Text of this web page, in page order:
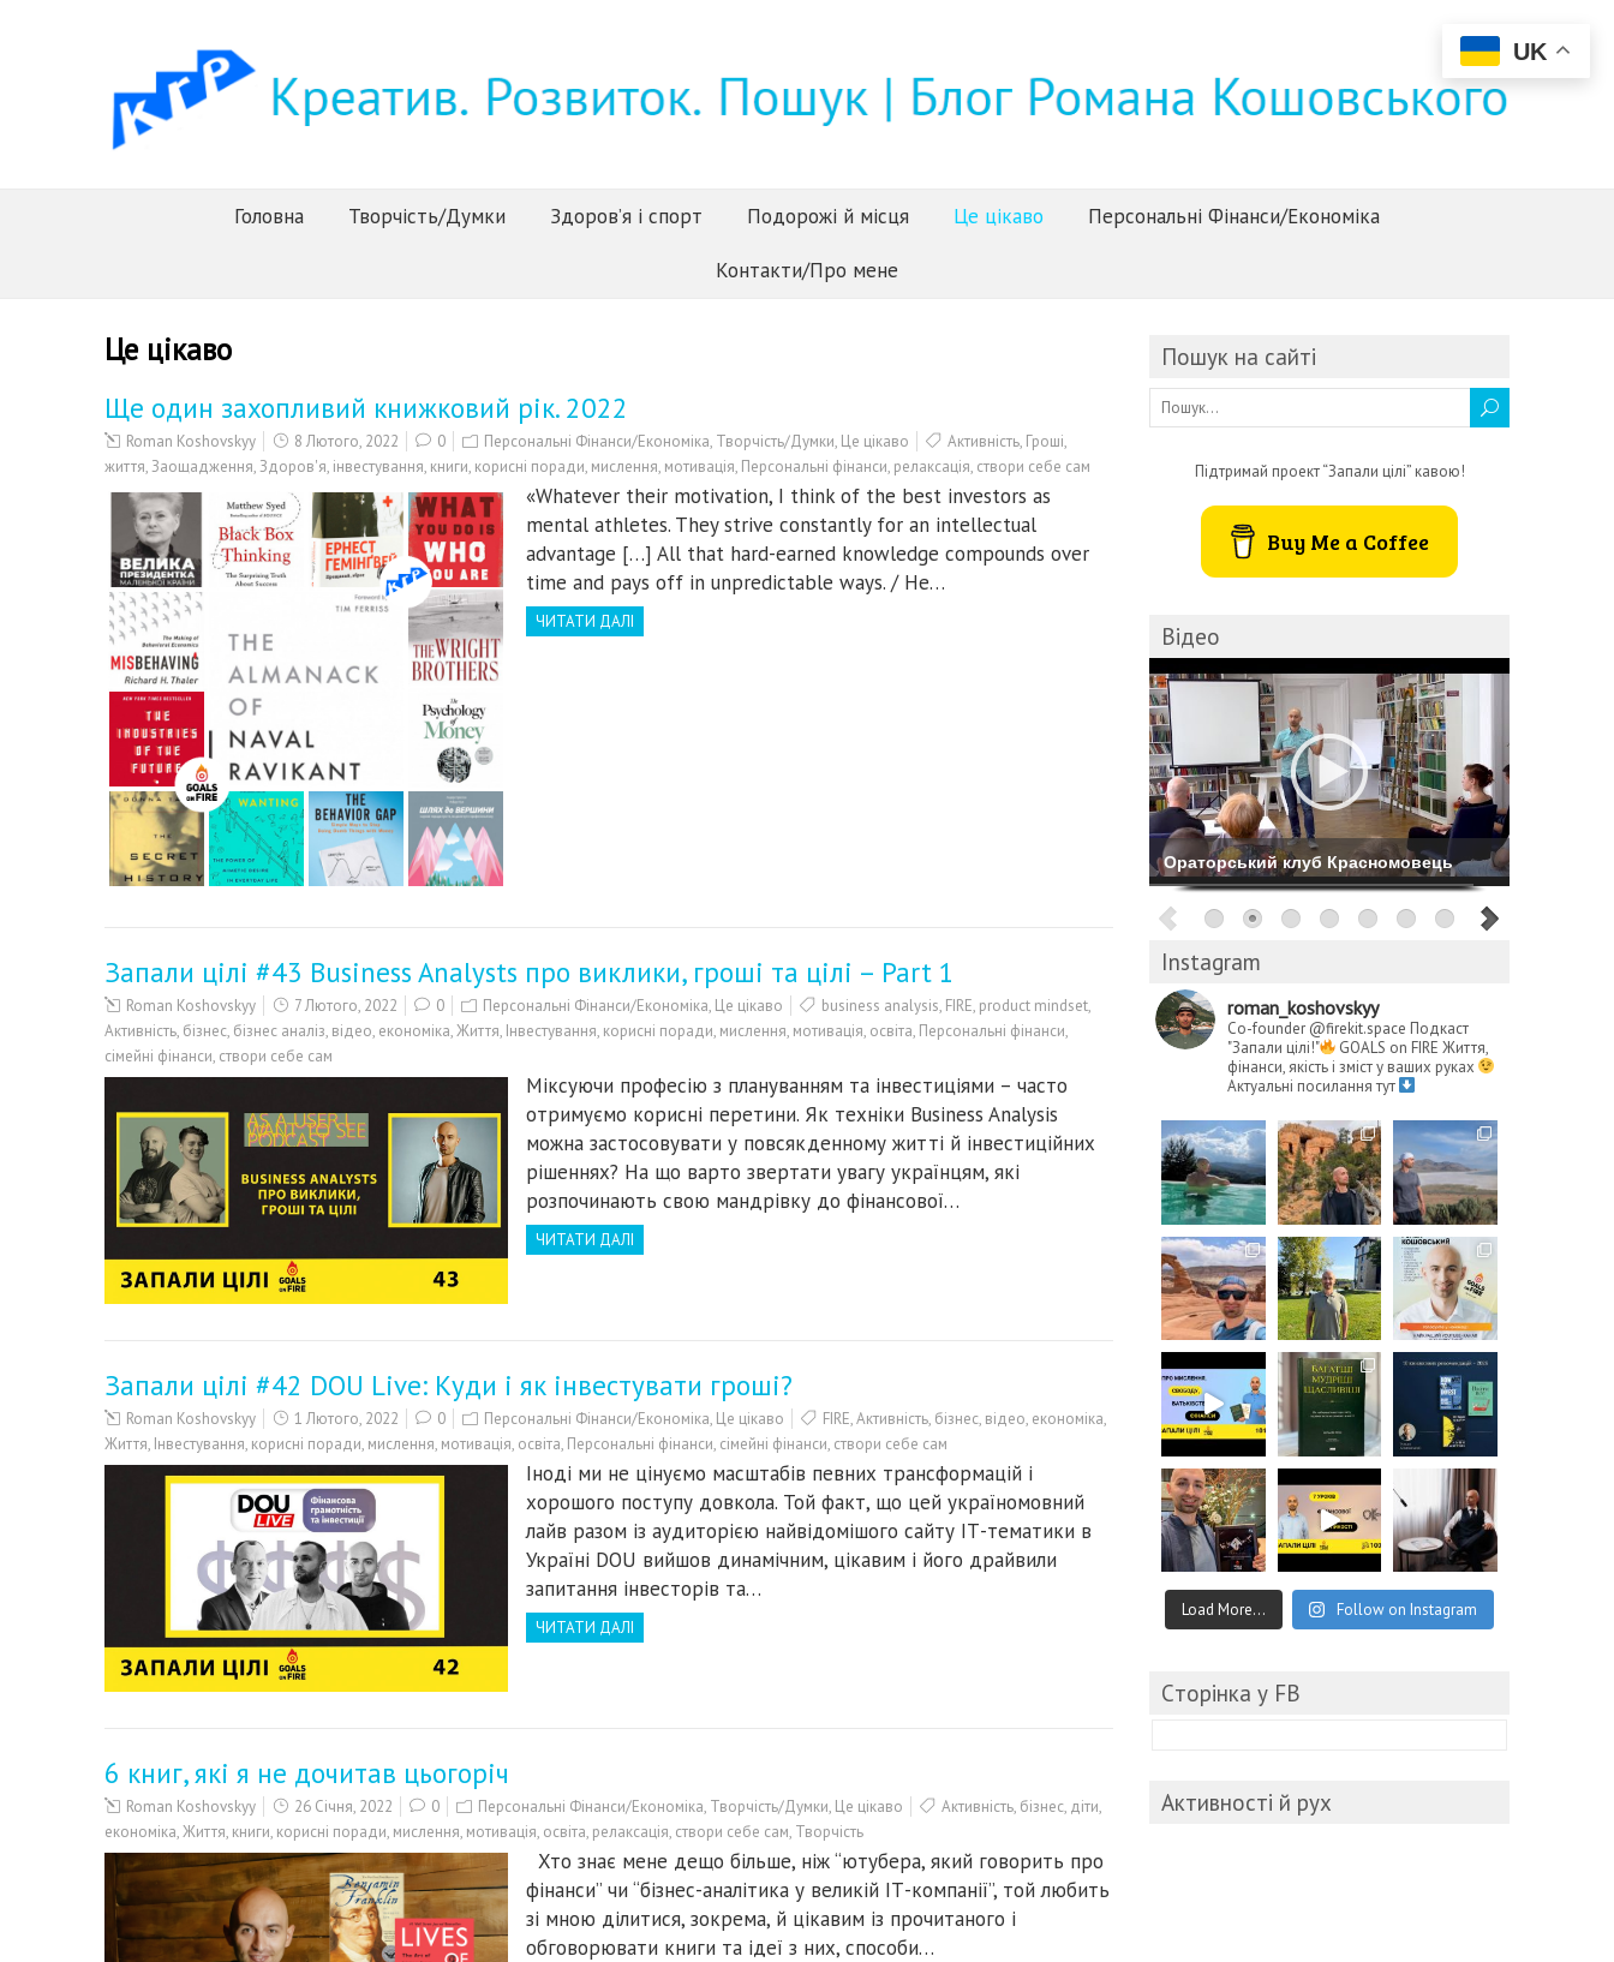
Головна Творчість/Думки Здоров’я і спорт Подорожі й місця Це цікаво Персональні Фінанси/Економіка
Контакти/Про мене
Це цікаво
Ще один захопливий книжковий рік. 2022
Roman Koshovskyy 8 Лютого, 2022 0 Персональні Фінанси/Економіка, Творчість/Думки, Це цікаво Активність, Гроші,
життя,Заощадження,Здоров'я, інвестування, книги, корисні поради, мислення, мотивація, Персональні фінанси, релаксація, створи себе сам
«Whatever their motivation, I think of the best investors as
mental athletes. They strive constantly for an intellectual
advantage […] All that hard-earned knowledge compounds over
time and pays off in unpredictable ways. / Не…
ЧИТАТИ ДАЛІ
Запали цілі #43 Business Analysts про виклики, гроші та цілі – Part 1
Roman Koshovskyy 7 Лютого, 2022 0 Персональні Фінанси/Економіка, Це цікаво business analysis, FIRE, product mindset,
Активність, бізнес, бізнес аналіз, відео, економіка,Життя, Інвестування, корисні поради, мислення, мотивація, освіта, Персональні фінанси,
сімейні фінанси, створи себе сам
Міксуючи професію з плануванням та інвестиціями – часто
отримуємо корисні перетини. Як техніки Business Analysis
можна застосовувати у повсякденному житті й інвестиційних
рішеннях? На що варто звертати увагу українцям, які
розпочинають свою мандрівку до фінансової…
ЧИТАТИ ДАЛІ
Запали цілі #42 DOU Live: Куди і як інвестувати гроші?
Roman Koshovskyy 1 Лютого, 2022 0 Персональні Фінанси/Економіка, Це цікаво FIRE,Активність, бізнес, відео, економіка,
Життя, Інвестування, корисні поради, мислення, мотивація, освіта, Персональні фінанси, сімейні фінанси, створи себе сам
Iноді ми не цінуємо масштабів певних трансформацій і
хорошого поступу довкола. Той факт, що цей україномовний
лайв разом із аудиторією найвідомішого сайту ІТ-тематики в
Україні DOU вийшов динамічним, цікавим і його драйвили
запитання інвесторів та…
ЧИТАТИ ДАЛІ
6 книг, які я не дочитав цьогоріч
Roman Koshovskyy 26 Січня, 2022 0 Персональні Фінанси/Економіка, Творчість/Думки, Це цікаво Активність, бізнес, діти,
економіка,Життя, книги, корисні поради, мислення, мотивація, освіта, релаксація, створи себе сам, Творчість
Хто знає мене дещо більше, ніж “ютубера, який говорить про
фінанси” чи “бізнес-аналітика у великій ІТ-компанії”, той любить
зі мною ділитися, зокрема, й цікавим із прочитаного і
обговорювати книги та ідеї з них, способи…
Пошук на сайті
Підтримай проект “Запали цілі” кавою!
Buy Me a Coffee
Відео
Комбіноване катання на Буковелі
Instagram
roman_koshovskyy
Co-founder @firekit.space Подкаст
"Запали цілі!"
GOALS on FIRE Життя,
фінанси, якість і зміст у ваших руках
Актуальні посилання тут
Load More... Follow on Instagram
Cторінка у FB
Активності й рух
UK